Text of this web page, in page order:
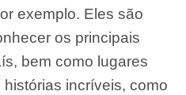
exemplo. Eles são
os principais
bem como lugares
incríveis, como